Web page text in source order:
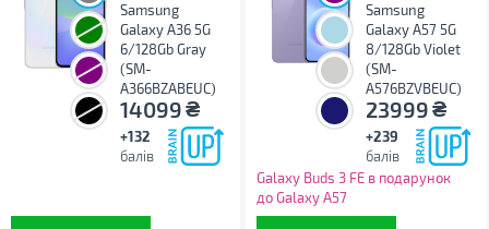
Samsung
Galaxy A36 5G
6/128Gb Gray
(SM-
A366BZABEUC)
14099₴
+132
балів
Samsung
Galaxy A57 5G
8/128Gb Violet
(SM-
A576BZVBEUC)
23999₴
+239
балів
Galaxy Buds 3 FE в подарунок
до Galaxy A57